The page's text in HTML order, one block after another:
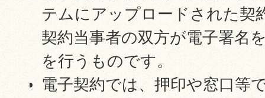
テムにアップロードされた契
契約当事者の双方が電子署名
を行うものです。
電子契約では、押印や窓口等